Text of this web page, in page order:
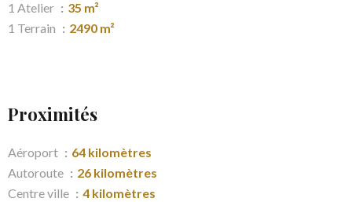
1 Atelier
35 m²
1 Terrain
2490 m²
Proximités
Aéroport
64 kilomètres
Autoroute
26 kilomètres
Centre ville
4 kilomètres